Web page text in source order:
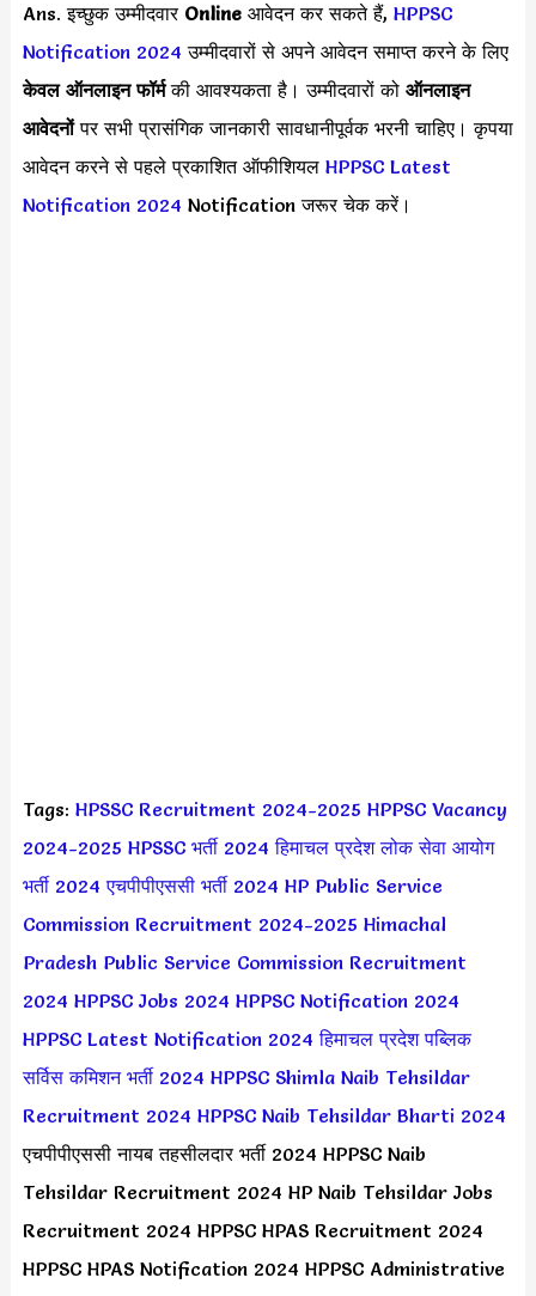
Ans. इच्छुक उम्मीदवार Online आवेदन कर सकते हैं, HPPSC
Notification 2024 उम्मीदवारों से अपने आवेदन समाप्त करने के लिए
केवल ऑनलाइन फॉर्मकी आवश्यकता है। उम्मीदवारों को ऑनलाइन
आवेदनोंपर सभी प्रासंगिक जानकारी सावधानीपूर्वक भरनी चाहिए। कृपया
आवेदन करने से पहले प्रकाशित ऑफीशियल HPPSC Latest
Notification 2024 Notification जरूर चेक करें।
Tags: HPSSC Recruitment 2024-2025 HPPSC Vacancy
2024-2025 HPSSC भर्ती 2024 हिमाचल प्रदेश लोक सेवा आयोग
भर्ती 2024 एचपीपीएससी भर्ती 2024 HP Public Service
Commission Recruitment 2024-2025 Himachal
Pradesh Public Service Commission Recruitment
2024 HPPSC Jobs 2024 HPPSC Notification 2024
HPPSC Latest Notification 2024 हिमाचल प्रदेश पब्लिक
सर्विस कमिशन भर्ती 2024 HPPSC Shimla Naib Tehsildar
Recruitment 2024 HPPSC Naib Tehsildar Bharti 2024
एचपीपीएससी नायब तहसीलदार भर्ती 2024 HPPSC Naib
Tehsildar Recruitment 2024 HP Naib Tehsildar Jobs
Recruitment 2024 HPPSC HPAS Recruitment 2024
HPPSC HPAS Notification 2024 HPPSC Administrative